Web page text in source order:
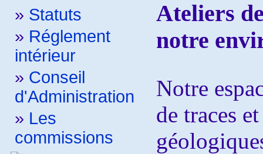
» Statuts
» Réglement
intérieur
» Conseil
d'Administration
» Les
commissions
Ateliers
notre
Notre
de traces